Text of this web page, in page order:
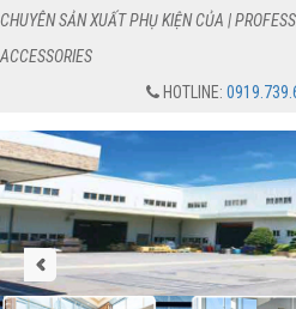
CHUYÊN SẢN XUẤT PHỤ KIỆN CỦA |
ACCESSORIES
HOTLINE: